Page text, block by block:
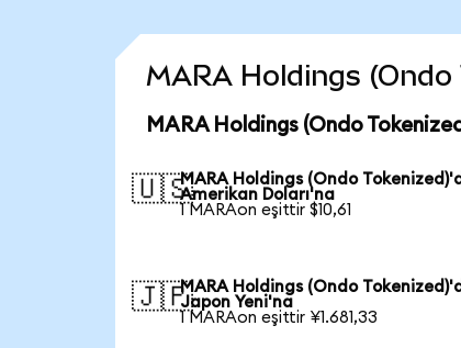
MARA Holdings
MARA Holdings (Ondo
🇺🇸MARA Holdings (Ondo
Amerikan Doları'na
1 MARAon eşittir $10,61
🇯🇵MARA Holdings (Ondo
Japon Yeni'na
1 MARAon eşittir ¥1.681,33